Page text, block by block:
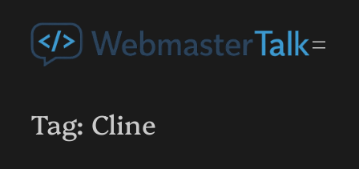
treści
Tag: Cline